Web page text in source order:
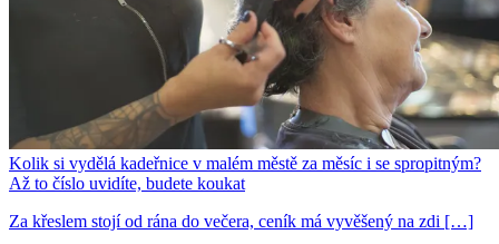
Kolik si vydělá kadeřnice v malém městě za měsíc i se spropitným?
Až to číslo uvidíte, budete koukat
Za křeslem stojí od rána do večera, ceník má vyvěšený na zdi […]